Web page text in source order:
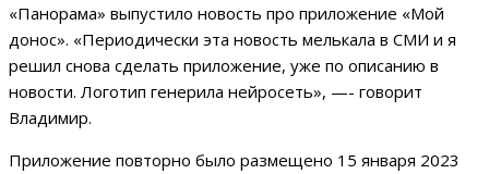
«Панорама» выпустило новость про приложение «Мой
донос». «Периодически эта новость мелькала в СМИ и я
решил снова сделать приложение, уже по описанию в
новости. Логотип генерила нейросеть», —- говорит
Владимир.
Приложение повторно было размещено 15 января 2023